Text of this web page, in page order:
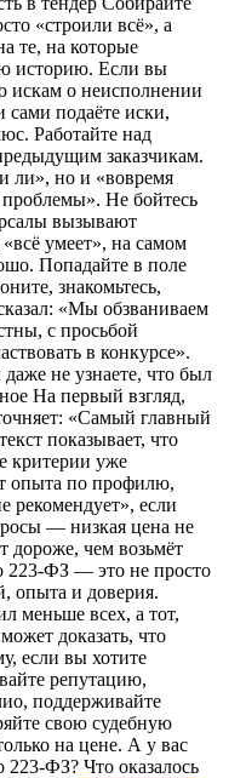
«строили всё», а
те, на которые
историю. Если вы
искам о неисполнении
сами подаёте иски,
Работайте над
заказчикам.
ли», но и «вовремя
Не бойтесь
вызывают
умеет», на самом
Попадайте в поле
знакомьтесь,
«Мы обзваниваем
с просьбой
в конкурсе».
не узнаете, что был
На первый взгляд,
«Самый главный
показывает, что
критерии уже
опыта по профилю,
рекомендует», если
— низкая цена не
дороже, чем возьмёт
223-ФЗ — это не просто
опыта и доверия.
меньше всех, а тот,
доказать, что
если вы хотите
репутацию,
поддерживайте
свою судебную
на цене. А у вас
223-ФЗ? Что оказалось